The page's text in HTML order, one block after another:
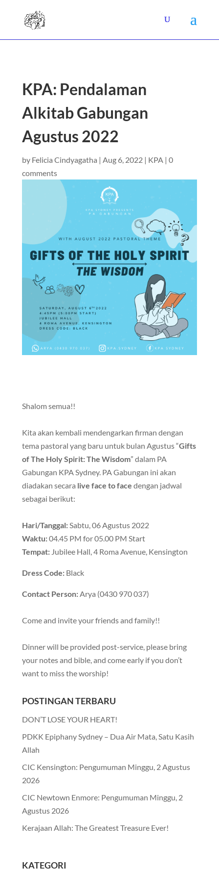
KPA: Pendalaman
Alkitab Gabungan
Agustus 2022
by Felicia Cindyagatha | Aug 6, 2022| KPA| 0
comments
Shalom semua!!
Kita akan kembali mendengarkan firman dengan
tema pastoral yang baru untuk bulan Agustus “Gifts
of The Holy Spirit: The Wisdom” dalam PA
Gabungan KPA Sydney. PA Gabungan ini akan
diadakan secara live face to face dengan jadwal
sebagai berikut:
Hari/Tanggal:Sabtu, 06 Agustus 2022
Waktu:04.45 PM for 05.00 PM Start
Tempat:Jubilee Hall, 4 Roma Avenue, Kensington
Dress Code:Black
Contact Person:Arya (0430 970 037)
Come and invite your friends and family!!
Dinner will be provided post-service, please bring
your notes and bible, and come early if you don’t
want to miss the worship!
POSTINGAN TERBARU
DON’T LOSE YOUR HEART!
PDKK Epiphany Sydney – Dua Air Mata, Satu Kasih
Allah
CIC Kensington: Pengumuman Minggu, 2 Agustus
2026
CIC Newtown Enmore: Pengumuman Minggu, 2
Agustus 2026
Kerajaan Allah: The Greatest Treasure Ever!
KATEGORI